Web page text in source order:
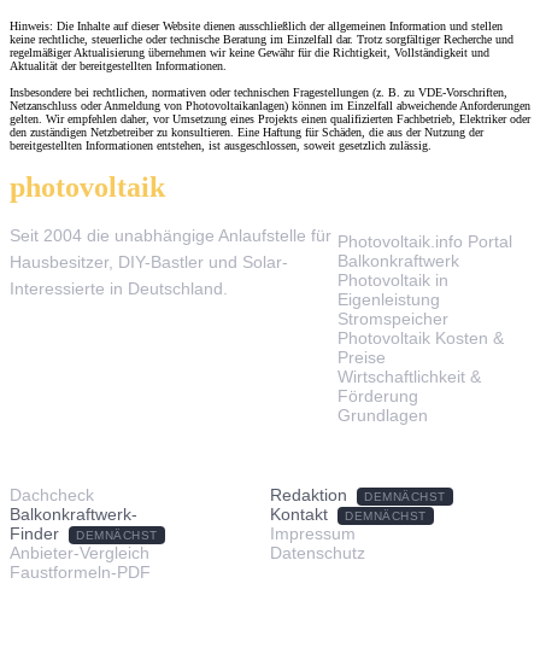
Hinweis: Die Inhalte auf dieser Website dienen ausschließlich der allgemeinen Information und stellen
keine rechtliche, steuerliche oder technische Beratung im Einzelfall dar. Trotz sorgfältiger Recherche und
regelmäßiger Aktualisierung übernehmen wir keine Gewähr für die Richtigkeit, Vollständigkeit und
Aktualität der bereitgestellten Informationen.
Insbesondere bei rechtlichen, normativen oder technischen Fragestellungen (z. B. zu VDE-Vorschriften,
Netzanschluss oder Anmeldung von Photovoltaikanlagen) können im Einzelfall abweichende Anforderungen
gelten. Wir empfehlen daher, vor Umsetzung eines Projekts einen qualifizierten Fachbetrieb, Elektriker oder
den zuständigen Netzbetreiber zu konsultieren. Eine Haftung für Schäden, die aus der Nutzung der
bereitgestellten Informationen entstehen, ist ausgeschlossen, soweit gesetzlich zulässig.
photovoltaik
Seit 2004 die unabhängige Anlaufstelle für
Hausbesitzer, DIY-Bastler und Solar-
Interessierte in Deutschland.
Photovoltaik.info Portal
Balkonkraftwerk
Photovoltaik in
Eigenleistung
Stromspeicher
Photovoltaik Kosten &
Preise
Wirtschaftlichkeit &
Förderung
Grundlagen
Dachcheck
Balkonkraftwerk-
Finder
DEMNÄCHST
Anbieter-Vergleich
Faustformeln-PDF
Redaktion DEMNÄCHST
Kontakt DEMNÄCHST
Impressum
Datenschutz